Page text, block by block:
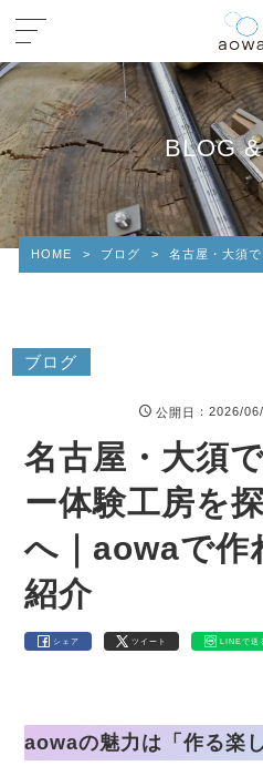
BLOG
HOME > ブログ > 名古屋・大須
ブログ
公開日 ：2026/
名古屋・大須
ー体験工房を
へ｜aowaで作
紹介
シェア ツイート LINEで送
aowaの魅力は「作る楽し